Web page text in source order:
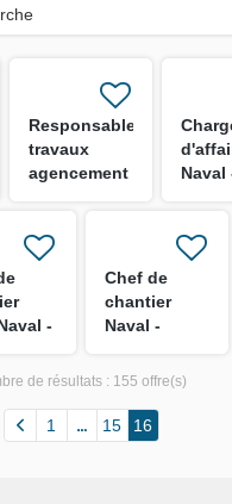
Responsable
travaux
agencement
Naval
-
Chef de
chantier
Naval -
de résultats : 155 offre(s)
1 15 16